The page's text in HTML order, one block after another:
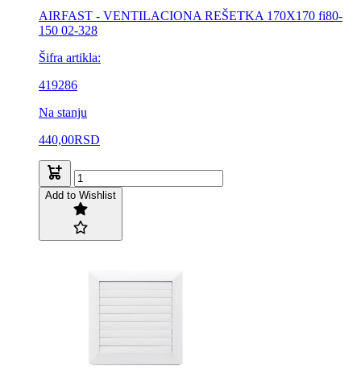
AIRFAST - VENTILACIONA REŠETKA 170X170 fi80-
150 02-328
Šifra artikla:
419286
Na stanju
440,00RSD
Add to Wishlist